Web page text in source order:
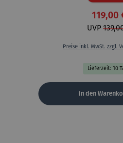
119,00
UVP
Preise inkl. MwSt. zzgl.
Lieferzeit: 10
In den